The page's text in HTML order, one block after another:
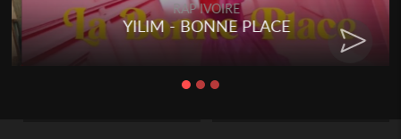
Togo
Talakaka - ÉTÉRÉRÉ